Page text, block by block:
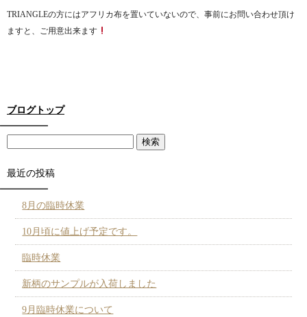
TRIANGLEの方にはアフリカ布を置いていないので、事前にお問い合わせ頂け
ますと、ご用意出来ます
ブログトップ
最近の投稿
8月の臨時休業
10月頃に値上げ予定です。
臨時休業
新柄のサンプルが入荷しました
9月臨時休業について